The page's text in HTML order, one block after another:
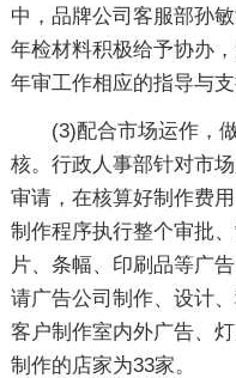
中，品牌公司客服部孙
年检材料积极给予协办
年审工作相应的指导与支
(3)配合市场运作，
核。行政人事部针对市
审请，在核算好制作费
制作程序执行整个审批
片、条幅、印刷品等广
请广告公司制作、设计
客户制作室内外广告、
制作的店家为33家。